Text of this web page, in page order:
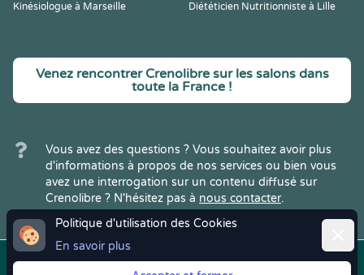
Politique d'utilisation des Cookies
En savoir plus
Kinésiologue à Marseille
Diététicien Nutritionniste à Lille
Venez rencontrer Crenolibre sur les salons dans
toute la France !
Vous avez des questions ? Vous souhaitez avoir plus
d'informations à propos de nos services ou bien vous
avez une interrogation sur un contenu diffusé sur
Crenolibre ? N'hésitez pas à nous contacter.
Copyright © 2022Crenolibre, tous Mentions | CGV | RGPD